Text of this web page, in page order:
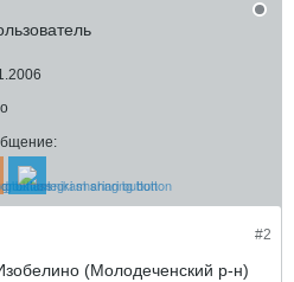
#2
(Молодеченский р-н)